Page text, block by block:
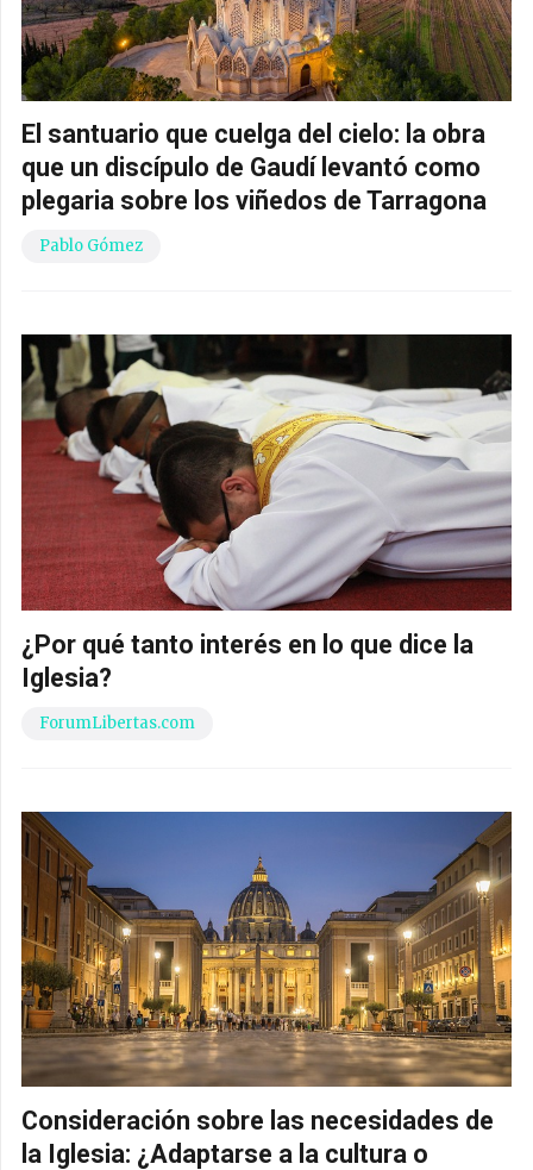
El santuario que cuelga del cielo: la obra
que un discípulo de Gaudí levantó como
plegaria sobre los viñedos de Tarragona
Pablo Gómez
¿Por qué tanto interés en lo que dice la
Iglesia?
ForumLibertas.com
Consideración sobre las necesidades de
la Iglesia: ¿Adaptarse a la cultura o